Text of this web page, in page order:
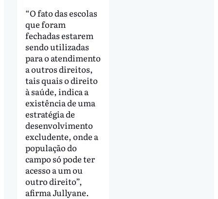
“O fato das escolas
que foram
fechadas estarem
sendo utilizadas
para o atendimento
a outros direitos,
tais quais o direito
à saúde, indica a
existência de uma
estratégia de
desenvolvimento
excludente, onde a
população do
campo só pode ter
acesso a um ou
outro direito”,
afirma Jullyane.